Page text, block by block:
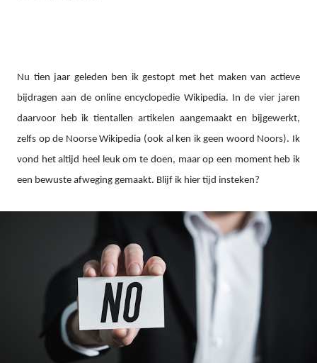
Nu tien jaar geleden ben ik gestopt met het maken van actieve
bijdragen aan de online encyclopedie Wikipedia. In de vier jaren
daarvoor heb ik tientallen artikelen aangemaakt en bijgewerkt,
zelfs op de Noorse Wikipedia (ook al ken ik geen woord Noors). Ik
vond het altijd heel leuk om te doen, maar op een moment heb ik
een bewuste afweging gemaakt. Blijf ik hier tijd insteken?